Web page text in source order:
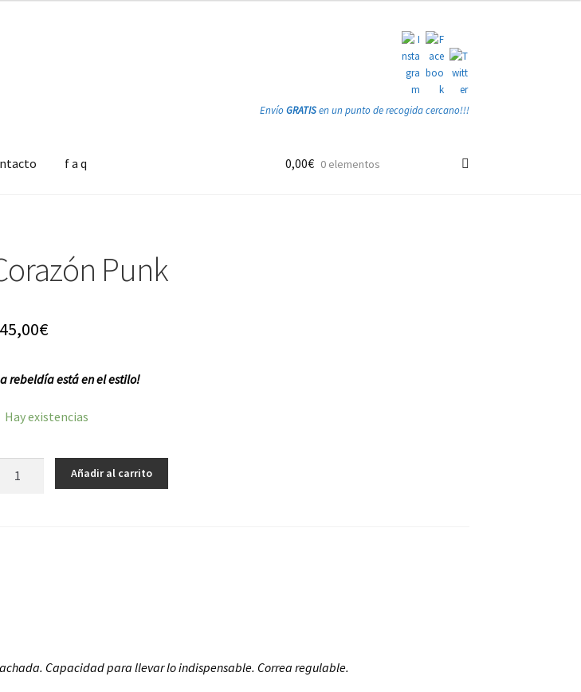
EnvíoGRATISen un punto de recogida cercano!!!
f a q 0,00€ 0 elementos
Punk
€
rebeldía está en el estilo!
Hay existencias
Añadir al carrito
Capacidad para llevar lo indispensable. Correa regulable.